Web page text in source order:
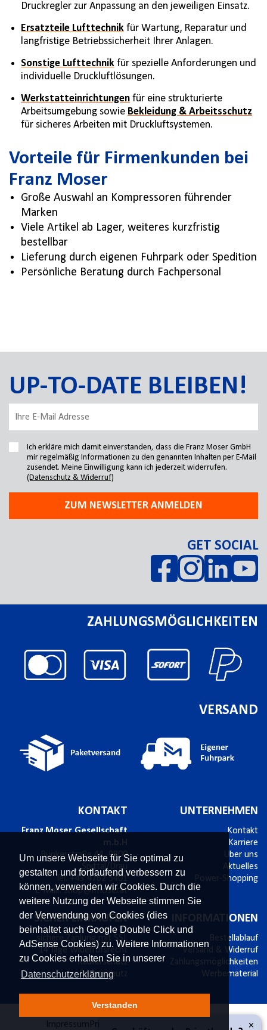
Um unsere Webseite für Sie optimal zu
gestalten und fortlaufend verbessern zu
können, verwenden wir Cookies. Durch die
weitere Nutzung der Webseite stimmen Sie
der Verwendung von Cookies (dies
beinhaltet auch Google Double Click und
AdSense Cookies) zu. Weitere Informationen
zu Cookies erhalten Sie in unserer
Datenschutzerklärung
Verstanden
Druckregler zur Anpassung an den jeweiligen Einsatz.
Ersatzteile Lufttechnik für Wartung, Reparatur und
langfristige Betriebssicherheit Ihrer Anlagen.
Sonstige Lufttechnik für spezielle Anforderungen und
individuelle Druckluftlösungen.
Werkstatteinrichtungen für eine strukturierte
Arbeitsumgebung sowie Bekleidung & Arbeitsschutz
für sicheres Arbeiten mit Druckluftsystemen.
Vorteile für Firmenkunden bei
Franz Moser
Große Auswahl an Kompressoren führender
Marken
Viele Artikel ab Lager, weiteres kurzfristig
bestellbar
Lieferung durch eigenen Fuhrpark oder Spedition
Persönliche Beratung durch Fachpersonal
UP-TO-DATE BLEIBEN!
Ich erkläre mich damit einverstanden, dass die Franz Moser GmbH
mir regelmäßig Informationen zu den genannten Inhalten per E-Mail
zusendet. Meine Einwilligung kann ich jederzeit widerrufen.
(Datenschutz & Widerruf)
ZUM NEWSLETTER ANMELDEN
GET SOCIAL
ZAHLUNGSMÖGLICHKEITEN
VERSAND
KONTAKT
Franz Moser Gesellschaft
m.b.H
Bünkerstraße 44,9800
Spittal/Drau
Tel. +43 4762 5401
E-Mail: shop@fmoser.at
UNTERNEHMEN
Kontakt
Karriere
Über uns
Aktuelles
Power-Shopping
SICHER EINKAUFEN
sichere Zahlung mit SSL
14 Tage Widerrufsrecht
Käuferschutz
Datenschutz
INFORMATIONEN
Bestellablauf
Versand & Widerruf
Zahlungsmöglichkeiten
Werbematerial
ImpressumPrivatsphäre und Datenschutz ×